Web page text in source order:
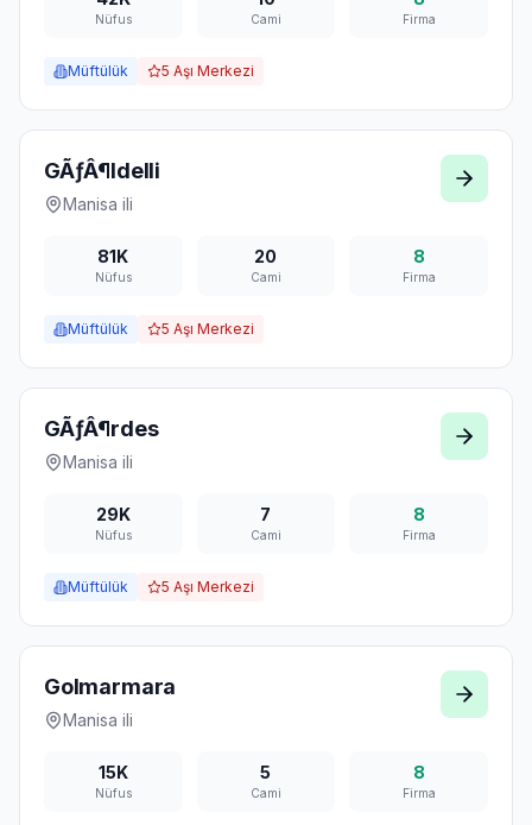
Nüfus Cami Firma
Müftülük 5 Aşı Merkezi
GÃƒÂ¶ldelli
Manisa ili
81K
Nüfus
20
Cami
8
Firma
Müftülük 5 Aşı Merkezi
GÃƒÂ¶rdes
Manisa ili
29K
Nüfus
7
Cami
8
Firma
Müftülük 5 Aşı Merkezi
Golmarmara
Manisa ili
15K
Nüfus
5
Cami
8
Firma